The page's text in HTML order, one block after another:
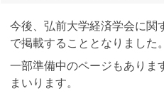
今後、弘前大学経済学会に関
で掲載することとなりました。
一部準備中のページもありま
まいります。